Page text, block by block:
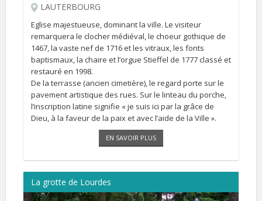
LAUTERBOURG
Eglise majestueuse, dominant la ville. Le visiteur
remarquera le clocher médiéval, le choeur gothique de
1467, la vaste nef de 1716 et les vitraux, les fonts
baptismaux, la chaire et l’orgue Stieffel de 1777 classé et
restauré en 1998.
De la terrasse (ancien cimetière), le regard porte sur le
pavement artistique des rues. Sur le linteau du porche,
l’inscription latine signifie « je suis ici par la grâce de
Dieu, à la faveur de la paix et avec l’aide de la Ville ».
EN SAVOIR PLUS
La grotte de Lourdes